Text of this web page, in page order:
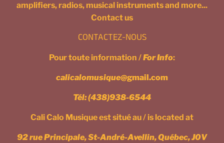
amplifiers, radios, musical instruments and more...
Contact us
CONTACTEZ-NOUS
Pour toute information /For Info:
calicalomusique@gmail.com
Tél:(438)938-6544
Cali Calo Musique est situé au / is located at
92 rue Principale, St-André-Avellin, Québec, J0V